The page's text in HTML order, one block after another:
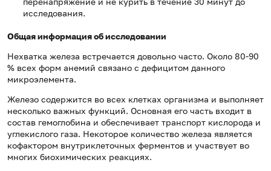
исследования.
Общая информация об исследовании
Нехватка железа встречается довольно часто. Около 80-90
% всех форм анемий связано с дефицитом данного
микроэлемента.
Железо содержится во всех клетках организма и выполняет
несколько важных функций. Основная его часть входит в
состав гемоглобина и обеспечивает транспорт кислорода и
углекислого газа. Некоторое количество железа является
кофактором внутриклеточных ферментов и участвует во
многих биохимических реакциях.